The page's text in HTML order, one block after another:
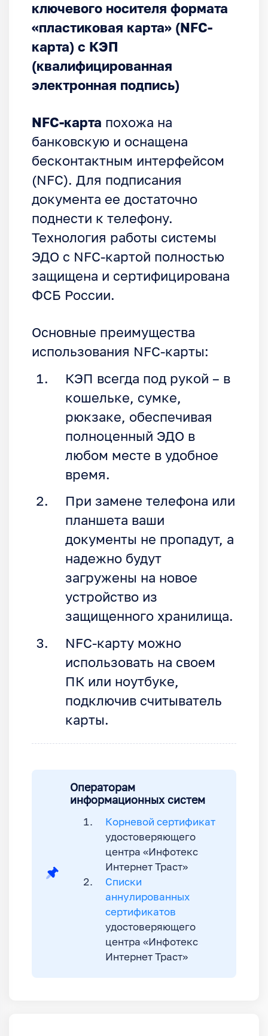
ключевого носителя формата
«пластиковая карта» (NFC-
карта) с КЭП
(квалифицированная
электронная подпись)
NFC-карта похожа на
банковскую и оснащена
бесконтактным интерфейсом
(NFC). Для подписания
документа ее достаточно
поднести к телефону.
Технология работы системы
ЭДО с NFC-картой полностью
защищена и сертифицирована
ФСБ России.
Основные преимущества
использования NFC-карты:
КЭП всегда под рукой – в
кошельке, сумке,
рюкзаке, обеспечивая
полноценный ЭДО в
любом месте в удобное
время.
При замене телефона или
планшета ваши
документы не пропадут, а
надежно будут
загружены на новое
устройство из
защищенного хранилища.
NFC-карту можно
использовать на своем
ПК или ноутбуке,
подключив считыватель
карты.
Операторам
информационных систем
Корневой сертификат
удостоверяющего
центра «Инфотекс
Интернет Траст»
Списки
аннулированных
сертификатов
удостоверяющего
центра «Инфотекс
Интернет Траст»